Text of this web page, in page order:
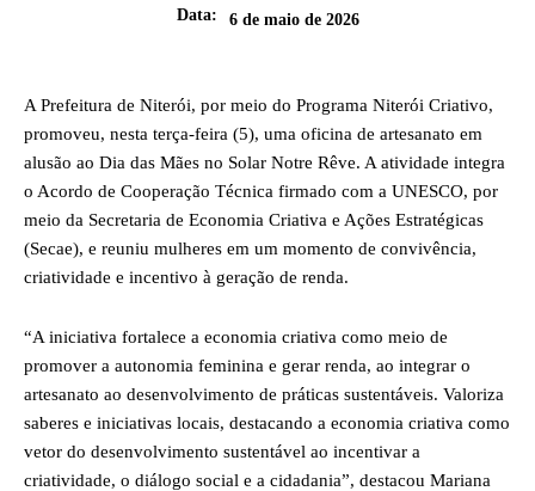
Data:
6 de maio de 2026
A Prefeitura de Niterói, por meio do Programa Niterói Criativo,
promoveu, nesta terça-feira (5), uma oficina de artesanato em
alusão ao Dia das Mães no Solar Notre Rêve. A atividade integra
o Acordo de Cooperação Técnica firmado com a UNESCO, por
meio da Secretaria de Economia Criativa e Ações Estratégicas
(Secae), e reuniu mulheres em um momento de convivência,
criatividade e incentivo à geração de renda.
“A iniciativa fortalece a economia criativa como meio de
promover a autonomia feminina e gerar renda, ao integrar o
artesanato ao desenvolvimento de práticas sustentáveis. Valoriza
saberes e iniciativas locais, destacando a economia criativa como
vetor do desenvolvimento sustentável ao incentivar a
criatividade, o diálogo social e a cidadania”, destacou Mariana